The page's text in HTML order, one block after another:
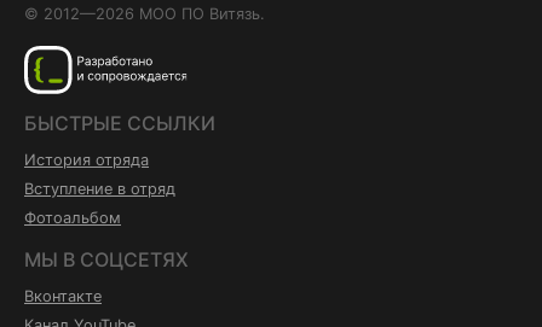
© 2012—2026 МОО ПО Витязь.
БЫСТРЫЕ ССЫЛКИ
История отряда
Вступление в отряд
Фотоальбом
МЫ В СОЦСЕТЯХ
Вконтакте